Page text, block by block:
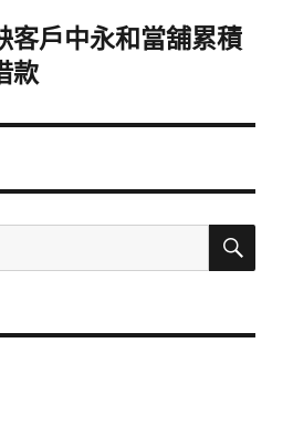
客戶中永和當舖累積
款
搜